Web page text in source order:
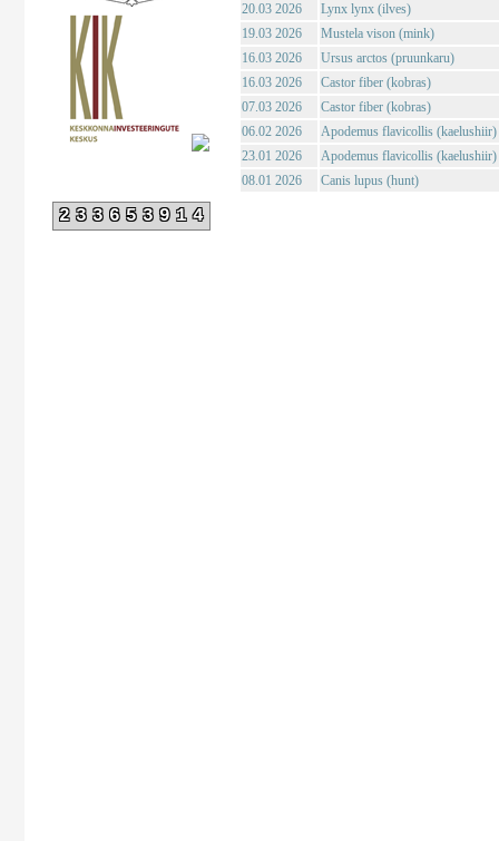
233653914
20.03 2026
Lynx lynx (ilves)
19.03 2026
Mustela vison (mink)
16.03 2026
Ursus arctos (pruunkaru)
16.03 2026
Castor fiber (kobras)
07.03 2026
Castor fiber (kobras)
06.02 2026
Apodemus flavicollis (kaelushiir)
23.01 2026
Apodemus flavicollis (kaelushiir)
08.01 2026
Canis lupus (hunt)